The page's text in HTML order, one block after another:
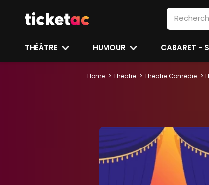
THÉÂTRE HUMOUR CABARET -
Home Théâtre Théâtre Comédie